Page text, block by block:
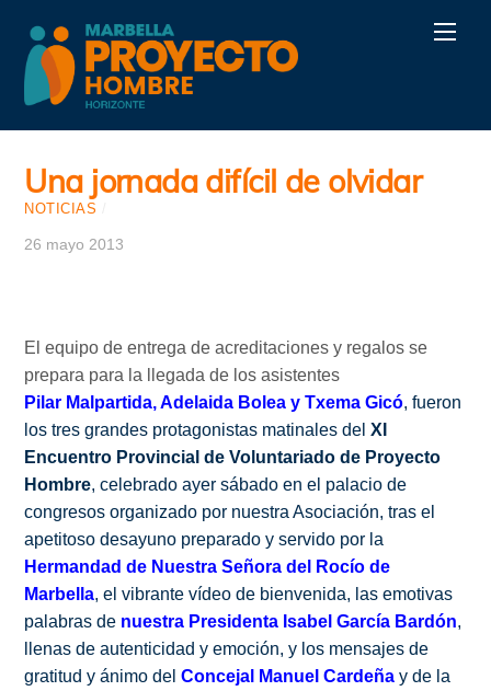
content
Una jornada difícil de olvidar
NOTICIAS
26 mayo 2013
El equipo de entrega de acreditaciones y regalos se
prepara para la llegada de los asistentes
Pilar Malpartida, Adelaida Bolea y Txema Gicó, fueron
los tres grandes protagonistas matinales delXI
Encuentro Provincial de Voluntariado de Proyecto
Hombre, celebrado ayer sábado en el palacio de
congresos organizado por nuestra Asociación, tras el
apetitoso desayuno preparado y servido por la
Hermandad de Nuestra Señora del Rocío de
Marbella, el vibrante vídeo de bienvenida, las emotivas
palabras de nuestra Presidenta Isabel García Bardón,
llenas de autenticidad y emoción, y los mensajes de
gratitud y ánimo delConcejal Manuel Cardeña y de la